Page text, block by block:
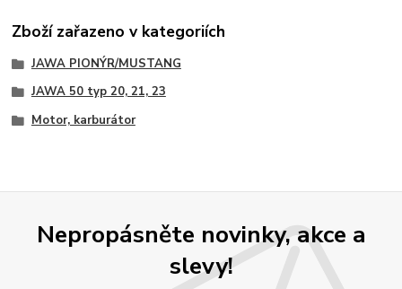
Zboží zařazeno v kategoriích
JAWA PIONÝR/MUSTANG
JAWA 50 typ 20, 21, 23
Motor, karburátor
Nepropásněte novinky, akce a
slevy!